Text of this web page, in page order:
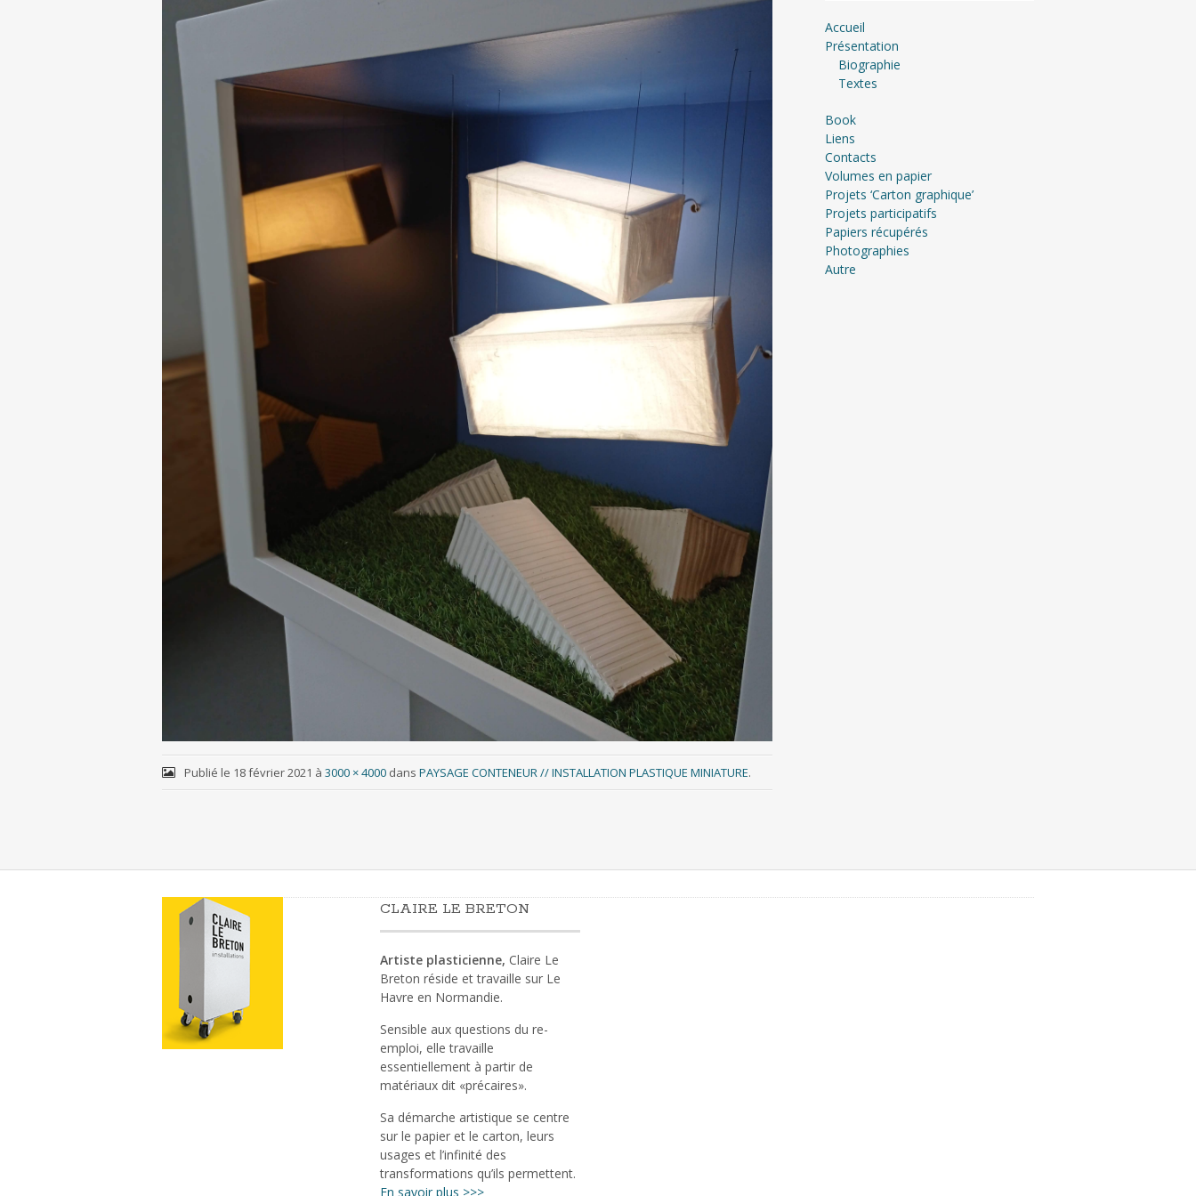
Publié le 18 février 2021 à 3000 × 4000dans PAYSAGE CONTENEUR // INSTALLATION PLASTIQUE MINIATURE.
Accueil
Présentation
Biographie
Textes
Book
Liens
Contacts
Volumes en papier
Projets ‘Carton graphique’
Projets participatifs
Papiers récupérés
Photographies
Autre
CLAIRE LE BRETON
Artiste plasticienne, Claire Le
Breton réside et travaille sur Le
Havre en Normandie.
Sensible aux questions du re-
emploi, elle travaille
essentiellement à partir de
matériaux dit «précaires».
Sa démarche artistique se centre
sur le papier et le carton, leurs
usages et l’infinité des
transformations qu’ils permettent.
En savoir plus >>>